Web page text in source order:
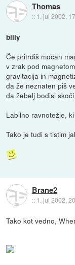
Thomas
:: 1. jul 2002,
billy
Če pritrdiš močan
v zrak pod
gravitacija in
da že neznaten piš
da žebelj bodisi
Labilno ravnotežje,
Tako je tudi s tistim
Brane2
:: 1. jul 2002,
Tako kot vedno,